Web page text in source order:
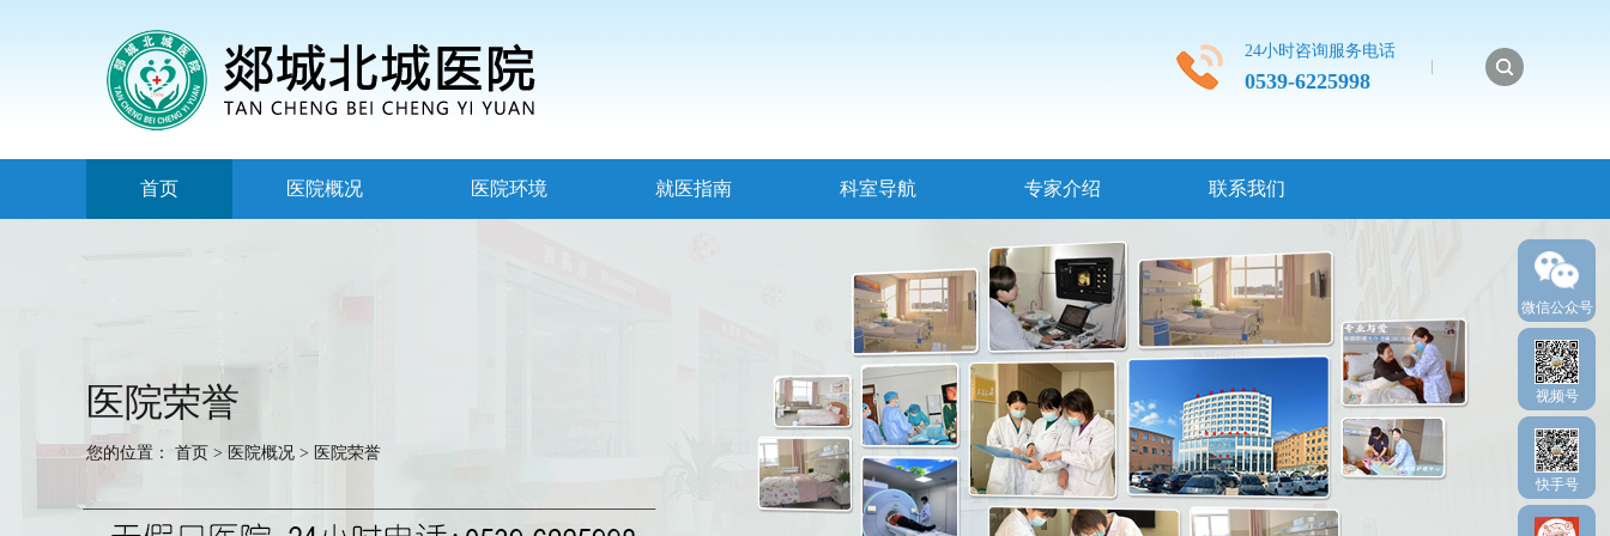
24小时咨询服务电话
0539-6225998
首页 医院概况 医院环境 就医指南 科室导航 专家介绍 联系我们
医院荣誉
您的位置： 首页 > 医院概况 > 医院荣誉
微信公众号
视频号
快手号